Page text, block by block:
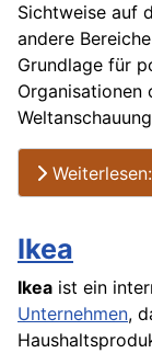
Sichtweise auf
andere
Grundlage für
Organisationen
Ikea
Ikea ist ein
Unternehmen,